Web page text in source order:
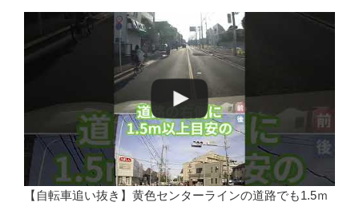
【自転車追い抜き】黄色センターラインの道路でも1.5ｍ